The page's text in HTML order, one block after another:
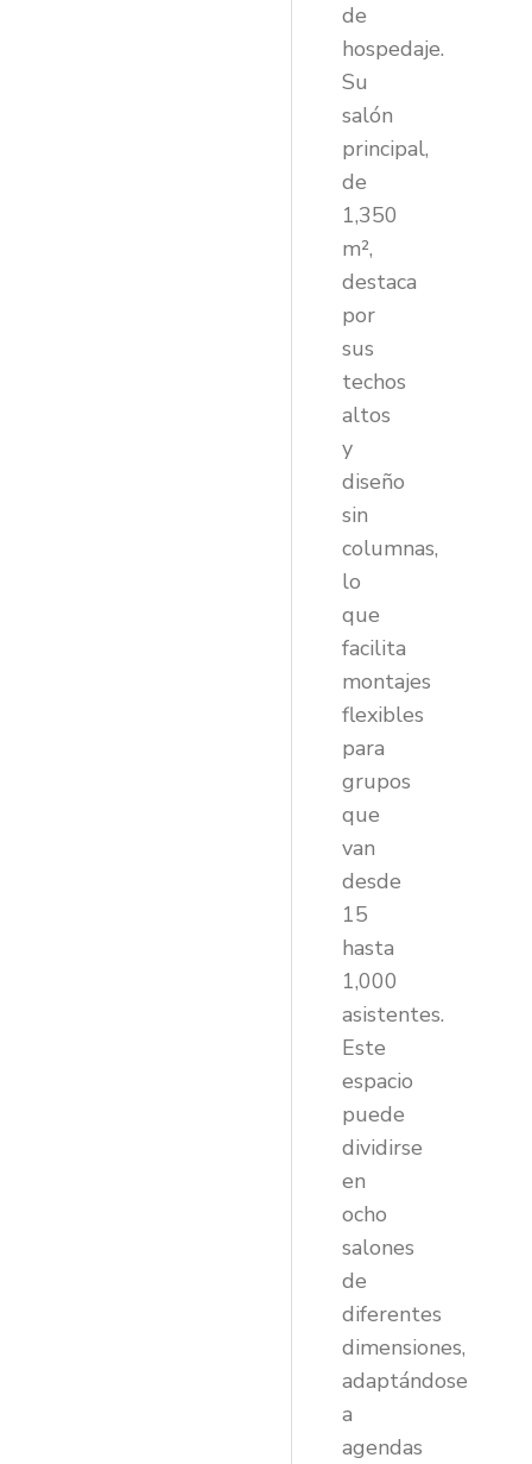
de
hospedaje.
Su
salón
principal,
de
1,350
m²,
destaca
por
sus
techos
altos
y
diseño
sin
columnas,
lo
que
facilita
montajes
flexibles
para
grupos
que
van
desde
15
hasta
1,000
asistentes.
Este
espacio
puede
dividirse
en
ocho
salones
de
diferentes
dimensiones,
adaptándose
a
agendas